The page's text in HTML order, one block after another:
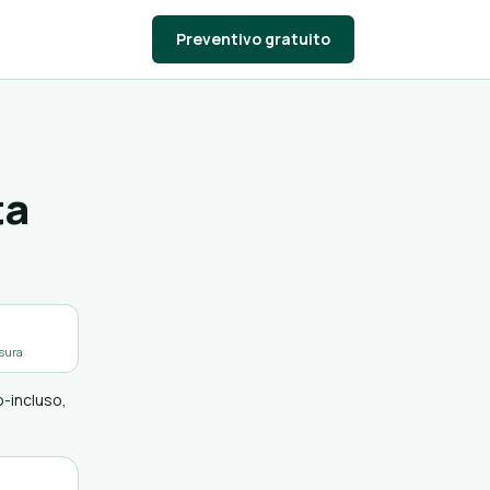
Preventivo gratuito
incluso,